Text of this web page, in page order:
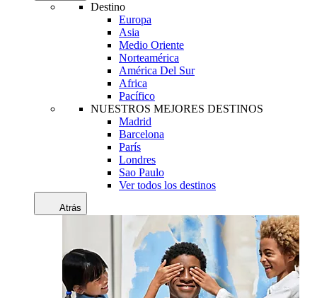
Destino
Europa
Asia
Medio Oriente
Norteamérica
América Del Sur
Africa
Pacífico
NUESTROS MEJORES DESTINOS
Madrid
Barcelona
París
Londres
Sao Paulo
Ver todos los destinos
Atrás